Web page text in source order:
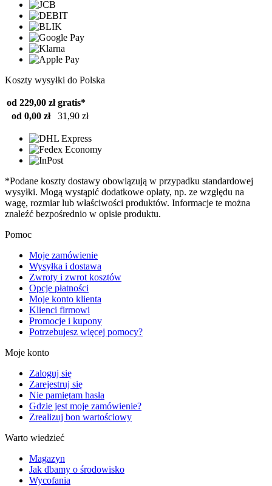
Koszty wysyłki do Polska
od 229,00 zł gratis*
od 0,00 zł
31,90 zł
*Podane koszty dostawy obowiązują w przypadku standardowej
wysyłki. Mogą wystąpić dodatkowe opłaty, np. ze względu na
wagę, rozmiar lub właściwości produktów. Informacje te można
znaleźć bezpośrednio w opisie produktu.
Pomoc
Moje zamówienie
Wysyłka i dostawa
Zwroty i zwrot kosztów
Opcje płatności
Moje konto klienta
Klienci firmowi
Promocje i kupony
Potrzebujesz więcej pomocy?
Moje konto
Zaloguj się
Zarejestruj się
Nie pamiętam hasła
Gdzie jest moje zamówienie?
Zrealizuj bon wartościowy
Warto wiedzieć
Magazyn
Jak dbamy o środowisko
Wycofania